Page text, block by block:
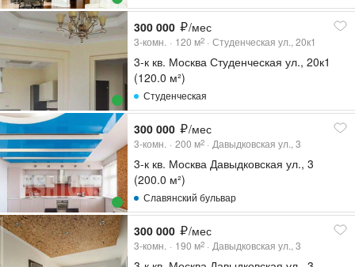
300 000 /мес
3-комн. 120 м2 Студенческая ул., 20к1
3-к кв. Москва Студенческая ул., 20к1
(120.0 м²)
Студенческая
300 000 /мес
3-комн. 200 м2 Давыдковская ул., 3
3-к кв. Москва Давыдковская ул., 3
(200.0 м²)
Славянский бульвар
300 000 /мес
3-комн. 190 м2 Давыдковская ул., 3